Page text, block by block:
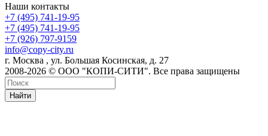
Наши контакты
+7 (495) 741-19-95
+7 (495) 741-19-95
+7 (926) 797-9159
info@copy-city.ru
г. Москва , ул. Большая Косинская, д. 27
2008-2026 © ООО "КОПИ-СИТИ". Все права защищены
Найти